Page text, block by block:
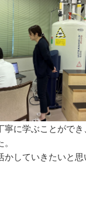
寧に学ぶことがで
していきたいと思